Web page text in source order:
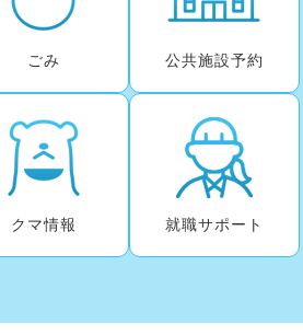
ごみ 公共施設予約
クマ情報 就職サポート